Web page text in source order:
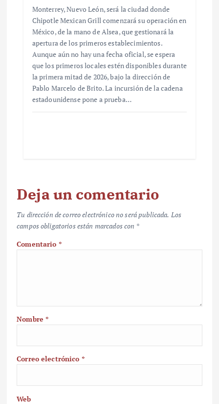
Monterrey, Nuevo León, será la ciudad donde
Chipotle Mexican Grill comenzará su operación en
México, de la mano de Alsea, que gestionará la
apertura de los primeros establecimientos.
Aunque aún no hay una fecha oficial, se espera
que los primeros locales estén disponibles durante
la primera mitad de 2026, bajo la dirección de
Pablo Marcelo de Brito. La incursión de la cadena
estadounidense pone a prueba…
Deja un comentario
Tu dirección de correo electrónico no será publicada. Los
campos obligatorios están marcados con *
Comentario *
Nombre*
Correo electrónico *
Web